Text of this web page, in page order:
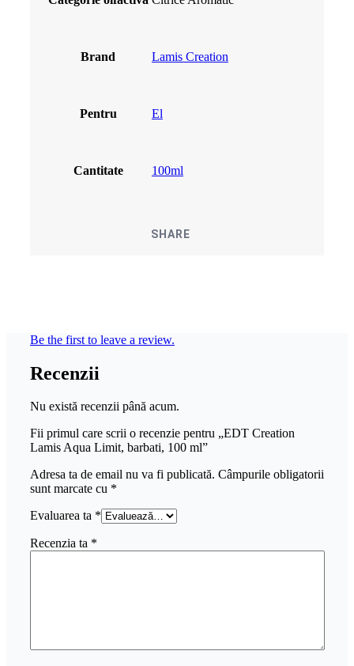
Brand Lamis Creation
Pentru El
Cantitate 100ml
SHARE
Be the first to leave a review.
Recenzii
Nu există recenzii până acum.
Fii primul care scrii o recenzie pentru „EDT Creation
Lamis Aqua Limit, barbati, 100 ml”
Adresa ta de email nu va fi publicată. Câmpurile obligatorii
sunt marcate cu *
Evaluarea ta *
Recenzia ta *